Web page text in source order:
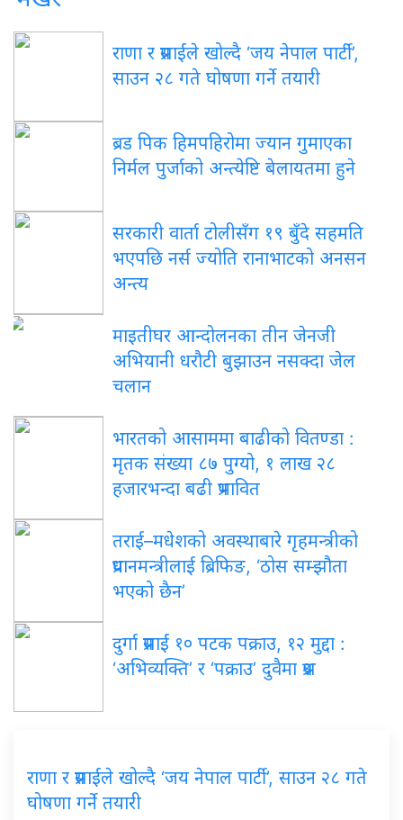
राणा र प्रसाईंले खोल्दै ‘जय नेपाल पार्टी’,
साउन २८ गते घोषणा गर्ने तयारी
ब्रड पिक हिमपहिरोमा ज्यान गुमाएका
निर्मल पुर्जाको अन्त्येष्टि बेलायतमा हुने
सरकारी वार्ता टोलीसँग १९ बुँदे सहमति
भएपछि नर्स ज्योति रानाभाटको अनसन
अन्त्य
माइतीघर आन्दोलनका तीन जेनजी
अभियानी धरौटी बुझाउन नसक्दा जेल
चलान
भारतको आसाममा बाढीको वितण्डा :
मृतक संख्या ८७ पुग्यो, १ लाख २८
हजारभन्दा बढी प्रभावित
तराई–मधेशको अवस्थाबारे गृहमन्त्रीको
प्रधानमन्त्रीलाई ब्रिफिङ, ‘ठोस सम्झौता
भएको छैन’
दुर्गा प्रसाईं १० पटक पक्राउ, १२ मुद्दा :
‘अभिव्यक्ति’ र ‘पक्राउ’ दुवैमा प्रश्न
राणा र प्रसाईंले खोल्दै ‘जय नेपाल पार्टी’, साउन २८ गते
घोषणा गर्ने तयारी